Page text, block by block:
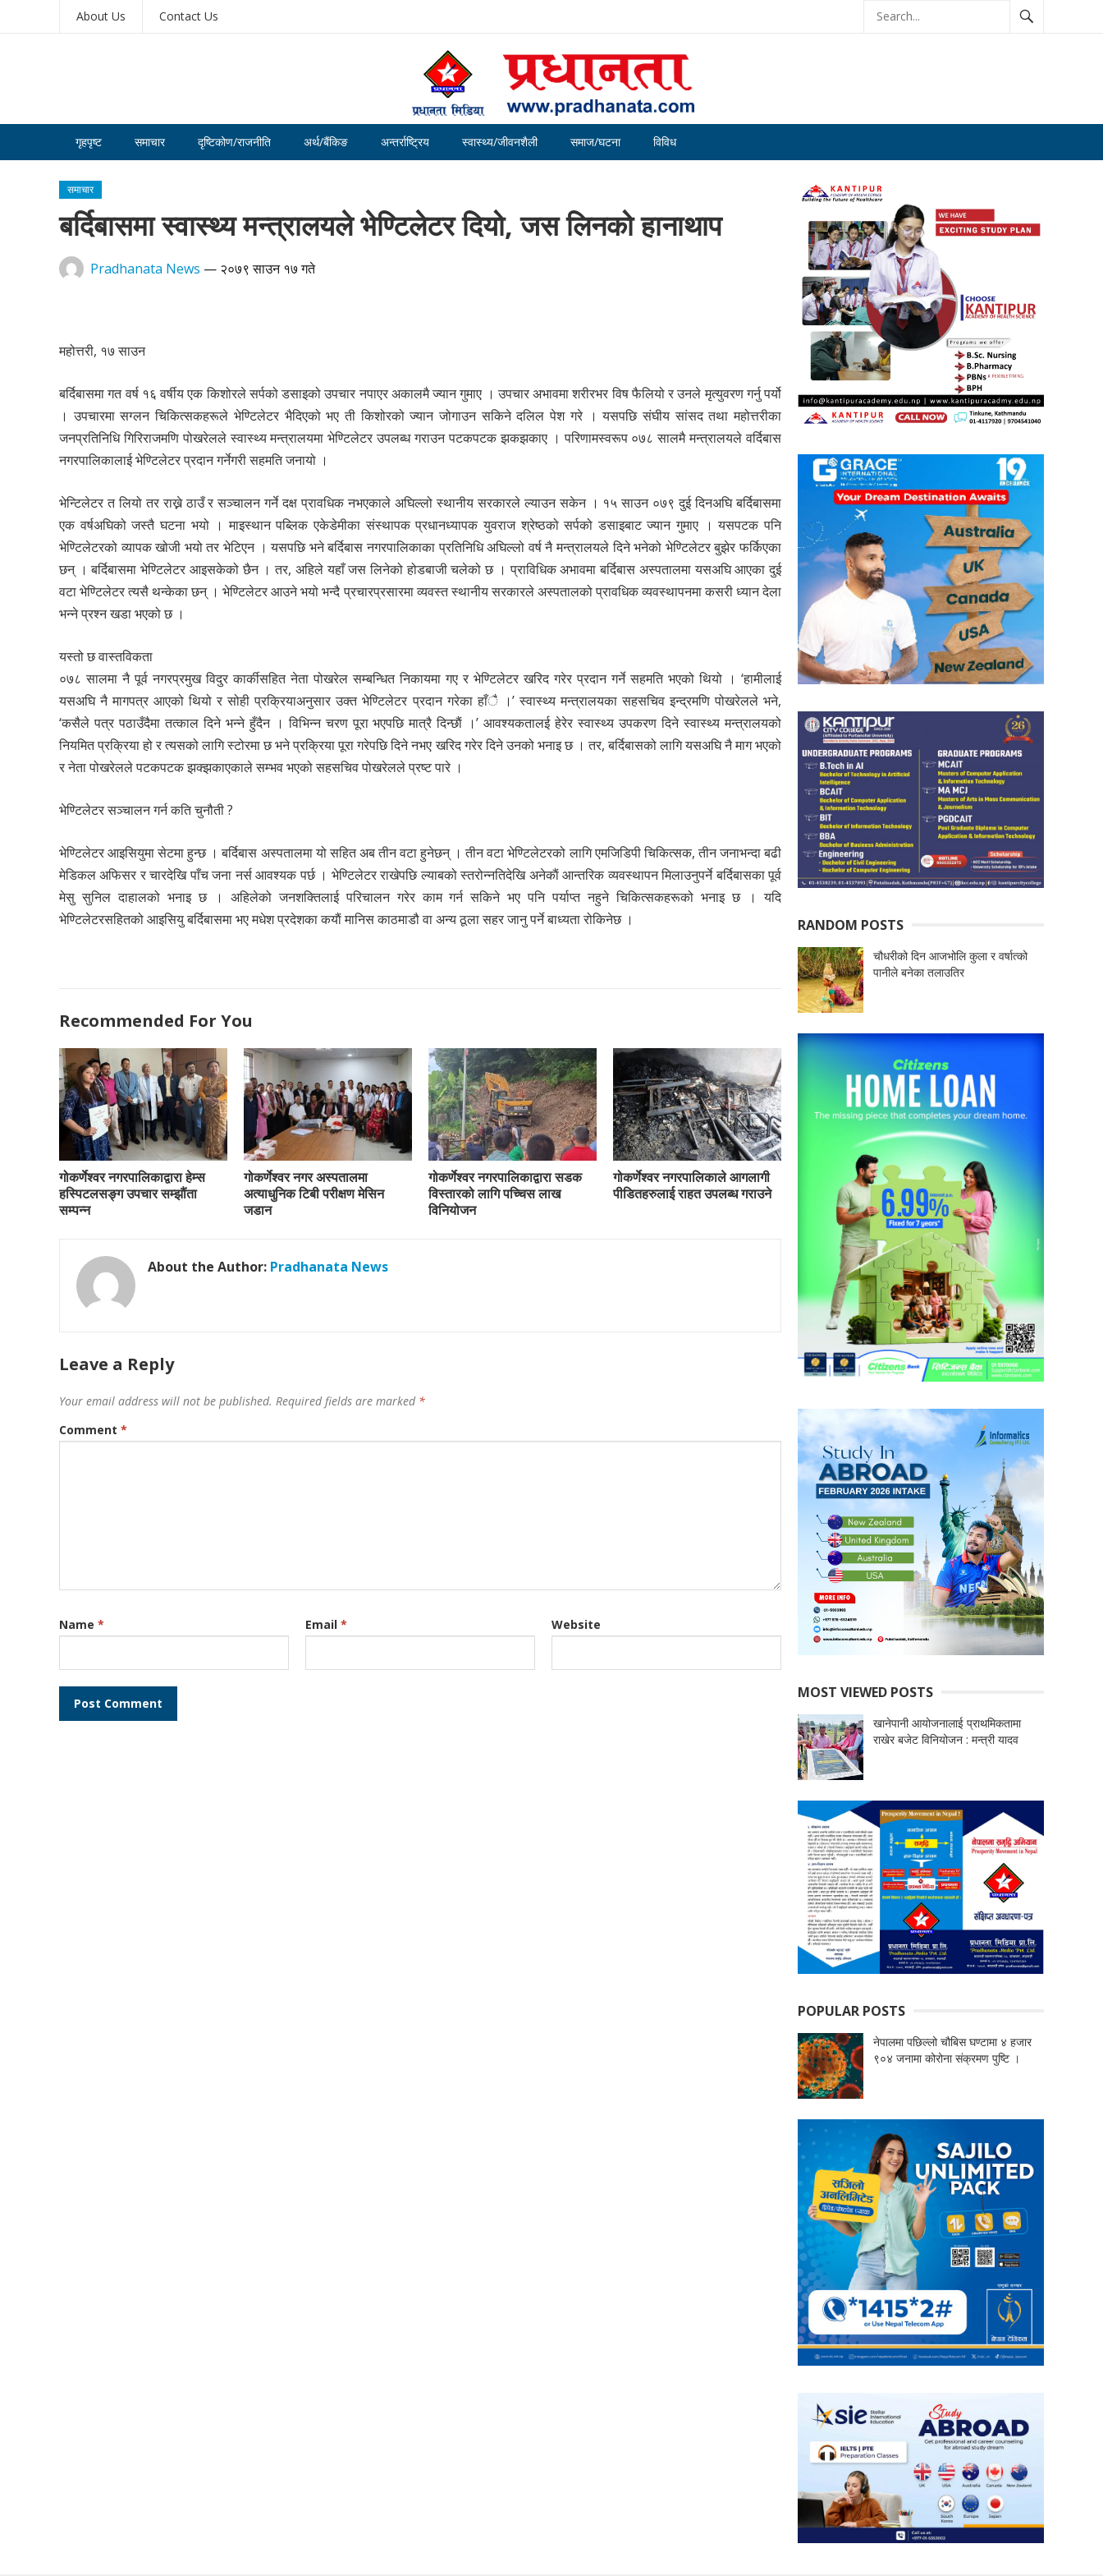
About Us Contact Us
गृहपृष्ट समाचार दृष्टिकोण/राजनीति अर्थ/बैंकिङ अन्तर्राष्ट्रिय स्वास्थ्य/जीवनशैली समाज/घटना विविध
समाचार
बर्दिबासमा स्वास्थ्य मन्त्रालयले भेण्टिलेटर दियो, जस लिनको हानाथाप
Pradhanata News — २०७९ साउन १७ गते
महोत्तरी, १७ साउन
बर्दिबासमा गत वर्ष १६ वर्षीय एक किशोरले सर्पको डसाइको उपचार नपाएर अकालमै ज्यान गुमाए । उपचार अभावमा शरीरभर विष फैलियो र उनले मृत्युवरण गर्नु पर्यो
। उपचारमा सग्लन चिकित्सकहरूले भेण्टिलेटर भैदिएको भए ती किशोरको ज्यान जोगाउन सकिने दलिल पेश गरे । यसपछि संघीय सांसद तथा महोत्तरीका
जनप्रतिनिधि गिरिराजमणि पोखरेलले स्वास्थ्य मन्त्रालयमा भेण्टिलेटर उपलब्ध गराउन पटकपटक झकझकाए । परिणामस्वरूप ०७८ सालमै मन्त्रालयले वर्दिबास
नगरपालिकालाई भेण्टिलेटर प्रदान गर्नेगरी सहमति जनायो ।
भेन्टिलेटर त लियो तर राख्ने ठाउँ र सञ्चालन गर्ने दक्ष प्रावधिक नभएकाले अघिल्लो स्थानीय सरकारले ल्याउन सकेन । १५ साउन ०७९ दुई दिनअघि बर्दिबासमा
एक वर्षअघिको जस्तै घटना भयो । माइस्थान पब्लिक एकेडेमीका संस्थापक प्रधानध्यापक युवराज श्रेष्ठको सर्पको डसाइबाट ज्यान गुमाए । यसपटक पनि
भेण्टिलेटरको व्यापक खोजी भयो तर भेटिएन । यसपछि भने बर्दिबास नगरपालिकाका प्रतिनिधि अघिल्लो वर्ष नै मन्त्रालयले दिने भनेको भेण्टिलेटर बुझेर फर्किएका
छन् । बर्दिबासमा भेण्टिलेटर आइसकेको छैन । तर, अहिले यहाँ जस लिनेको होडबाजी चलेको छ । प्राविधिक अभावमा बर्दिबास अस्पतालमा यसअघि आएका दुई
वटा भेण्टिलेटर त्यसै थन्केका छन् । भेण्टिलेटर आउने भयो भन्दै प्रचारप्रसारमा व्यवस्त स्थानीय सरकारले अस्पतालको प्रावधिक व्यवस्थापनमा कसरी ध्यान देला
भन्ने प्रश्न खडा भएको छ ।
यस्तो छ वास्तविकता
०७८ सालमा नै पूर्व नगरप्रमुख विदुर कार्कीसहित नेता पोखरेल सम्बन्धित निकायमा गए र भेण्टिलेटर खरिद गरेर प्रदान गर्ने सहमति भएको थियो । ‘हामीलाई
यसअघि नै मागपत्र आएको थियो र सोही प्रक्रियाअनुसार उक्त भेण्टिलेटर प्रदान गरेका हाँै ।’ स्वास्थ्य मन्त्रालयका सहसचिव इन्द्रमणि पोखरेलले भने,
‘कसैले पत्र पठाउँदैमा तत्काल दिने भन्ने हुँदैन । विभिन्न चरण पूरा भएपछि मात्रै दिन्छाैं ।’ आवश्यकतालई हेरेर स्वास्थ्य उपकरण दिने स्वास्थ्य मन्त्रालयको
नियमित प्रक्रिया हो र त्यसको लागि स्टोरमा छ भने प्रक्रिया पूरा गरेपछि दिने नभए खरिद गरेर दिने उनको भनाइ छ । तर, बर्दिबासको लागि यसअघि नै माग भएको
र नेता पोखरेलले पटकपटक झक्झकाएकाले सम्भव भएको सहसचिव पोखरेलले प्रष्ट पारे ।
भेण्टिलेटर सञ्चालन गर्न कति चुनौती ?
भेण्टिलेटर आइसियुमा सेटमा हुन्छ । बर्दिबास अस्पतालमा यो सहित अब तीन वटा हुनेछन् । तीन वटा भेण्टिलेटरको लागि एमजिडिपी चिकित्सक, तीन जनाभन्दा बढी
मेडिकल अफिसर र चारदेखि पाँच जना नर्स आवश्यक पर्छ । भेण्टिलेटर राखेपछि ल्याबको स्तरोन्नतिदेखि अनेकाैं आन्तरिक व्यवस्थापन मिलाउनुपर्ने बर्दिबासका पूर्व
मेसु सुनिल दाहालको भनाइ छ । अहिलेको जनशक्तिलाई परिचालन गरेर काम गर्न सकिने भए पनि पर्याप्त नहुने चिकित्सकहरूको भनाइ छ । यदि
भेण्टिलेटरसहितको आइसियु बर्दिबासमा भए मधेश प्रदेशका कयाैं मानिस काठमाडौ वा अन्य ठूला सहर जानु पर्ने बाध्यता रोकिनेछ ।
Recommended For You
गोकर्णेश्वर नगरपालिकाद्वारा हेम्स
हस्पिटलसङ्ग उपचार सम्झौंता
सम्पन्न
गोकर्णेश्वर नगर अस्पतालमा
अत्याधुनिक टिबी परीक्षण मेसिन
जडान
गोकर्णेश्वर नगरपालिकाद्वारा सडक
विस्तारको लागि पच्चिस लाख
विनियोजन
गोकर्णेश्वर नगरपालिकाले आगलागी
पीडितहरुलाई राहत उपलब्ध गराउने
About the Author: Pradhanata News
Leave a Reply
Your email address will not be published. Required fields are marked *
Comment *
Name * Email * Website
RANDOM POSTS
चौधरीको दिन आजभोलि कुला र वर्षात्को
पानीले बनेका तलाउतिर
MOST VIEWED POSTS
खानेपानी आयोजनालाई प्राथमिकतामा
राखेर बजेट विनियोजन : मन्त्री यादव
POPULAR POSTS
नेपालमा पछिल्लो चौबिस घण्टामा ४ हजार
९०४ जनामा कोरोना संक्रमण पुष्टि ।